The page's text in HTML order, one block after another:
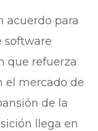
acuerdo para
software
que refuerza
el mercado de
de la
llega en